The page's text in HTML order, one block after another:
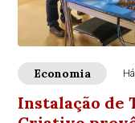
Economia
Instalação